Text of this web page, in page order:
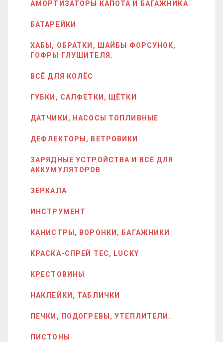
АМОРТИЗАТОРЫ КАПОТА И БАГАЖНИКА
БАТАРЕЙКИ
ХАБЫ, ОБРАТКИ, ШАЙБЫ ФОРСУНОК,
ГОФРЫ ГЛУШИТЕЛЯ.
ВСЁ ДЛЯ КОЛЁС
ГУБКИ, САЛФЕТКИ, ЩЁТКИ
ДАТЧИКИ, НАСОСЫ ТОПЛИВНЫЕ
ДЕФЛЕКТОРЫ, ВЕТРОВИКИ
ЗАРЯДНЫЕ УСТРОЙСТВА И ВСЁ ДЛЯ
АККУМУЛЯТОРОВ
ЗЕРКАЛА
ИНСТРУМЕНТ
КАНИСТРЫ, ВОРОНКИ, БАГАЖНИКИ
КРАСКА-СПРЕЙ ТЕС, LUCKY
КРЕСТОВИНЫ
НАКЛЕЙКИ, ТАБЛИЧКИ
ПЕЧКИ, ПОДОГРЕВЫ, УТЕПЛИТЕЛИ.
ПИСТОНЫ